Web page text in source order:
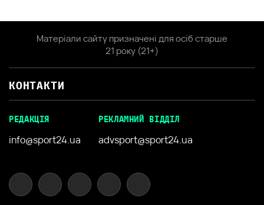
Матеріали сайту призначені для осіб старше
21 року (21+)
КОНТАКТИ
РЕДАКЦІЯ
info@sport24.ua
РЕКЛАМНИЙ ВІДДІЛ
advsport@sport24.ua